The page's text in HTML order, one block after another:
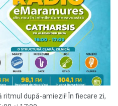
ritmul după-amiezii! În fiecare zi,